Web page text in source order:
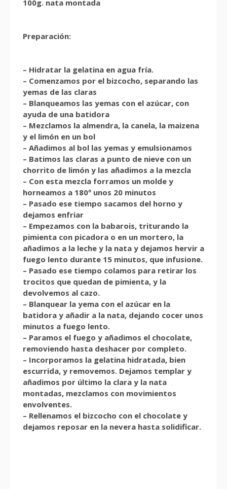
100g. nata montada
Preparación:
– Hidratar la gelatina en agua fría.
– Comenzamos por el bizcocho, separando las
yemas de las claras
– Blanqueamos las yemas con el azúcar, con
ayuda de una batidora
– Mezclamos la almendra, la canela, la maizena
y el limón en un bol
– Añadimos al bol las yemas y emulsionamos
– Batimos las claras a punto de nieve con un
chorrito de limón y las añadimos a la mezcla
– Con esta mezcla forramos un molde y
horneamos a 180º unos 20 minutos
– Pasado ese tiempo sacamos del horno y
dejamos enfriar
– Empezamos con la babarois, triturando la
pimienta con picadora o en un mortero, la
añadimos a la leche y la nata y dejamos hervir a
fuego lento durante 15 minutos, que infusione.
– Pasado ese tiempo colamos para retirar los
trocitos que quedan de pimienta, y la
devolvemos al cazo.
– Blanquear la yema con el azúcar en la
batidora y añadir a la nata, dejando cocer unos
minutos a fuego lento.
– Paramos el fuego y añadimos el chocolate,
removiendo hasta deshacer por completo.
– Incorporamos la gelatina hidratada, bien
escurrida, y removemos. Dejamos templar y
añadimos por último la clara y la nata
montadas, mezclamos con movimientos
envolventes.
– Rellenamos el bizcocho con el chocolate y
dejamos reposar en la nevera hasta solidificar.